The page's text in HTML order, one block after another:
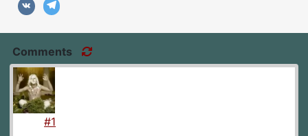
Comments
#1